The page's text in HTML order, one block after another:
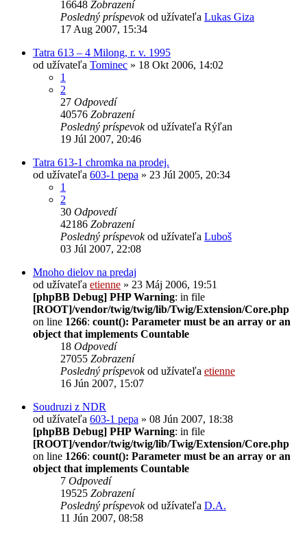
16648 Zobrazení
Posledný príspevokod užívateľa Lukas Giza
17 Aug 2007, 15:34
Tatra 613 – 4 Milong, r. v. 1995
od užívateľa Tominec » 18 Okt 2006, 14:02
1
2
27 Odpovedí
40576 Zobrazení
Posledný príspevokod užívateľa Rýľan
19 Júl 2007, 20:46
Tatra 613-1 chromka na prodej.
od užívateľa 603-1 pepa » 23 Júl 2005, 20:34
1
2
30 Odpovedí
42186 Zobrazení
Posledný príspevokod užívateľa Luboš
03 Júl 2007, 22:08
Mnoho dielov na predaj
od užívateľa etienne » 23 Máj 2006, 19:51
[phpBB Debug] PHP Warning: in file
[ROOT]/vendor/twig/twig/lib/Twig/Extension/Core.php
on line 1266: count(): Parameter must be an array or an
object that implements Countable
18 Odpovedí
27055 Zobrazení
Posledný príspevokod užívateľa etienne
16 Jún 2007, 15:07
Soudruzi z NDR
od užívateľa 603-1 pepa » 08 Jún 2007, 18:38
[phpBB Debug] PHP Warning: in file
[ROOT]/vendor/twig/twig/lib/Twig/Extension/Core.php
on line 1266: count(): Parameter must be an array or an
object that implements Countable
7 Odpovedí
19525 Zobrazení
Posledný príspevokod užívateľa D.A.
11 Jún 2007, 08:58